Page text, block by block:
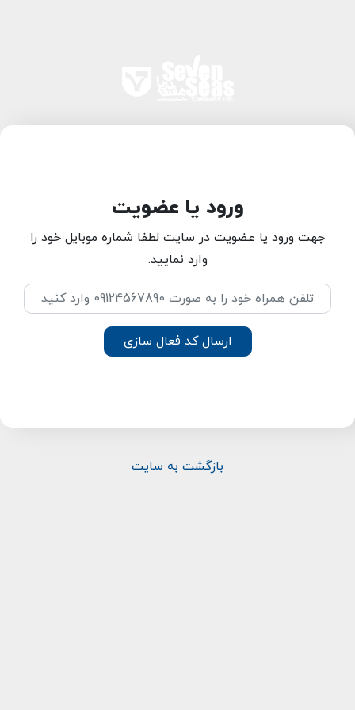
ورود یا عضویت
جهت ورود یا عضویت در سایت لطفا شماره موبایل خود را
وارد نمایید.
ارسال کد فعال سازی
بازگشت به سایت